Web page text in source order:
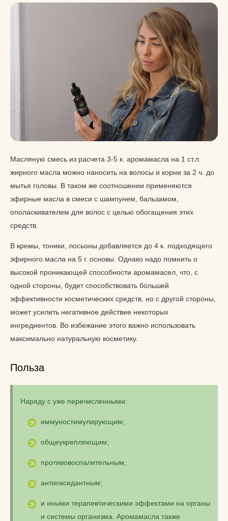
Масляную смесь из расчета 3-5 к. аромамасла на 1 ст.л.
жирного масла можно наносить на волосы и корни за 2 ч. до
мытья головы. В таком же соотношении применяются
эфирные масла в смеси с шампунем, бальзамом,
ополаскивателем для волос с целью обогащения этих
средств.
В кремы, тоники, лосьоны добавляется до 4 к. подходящего
эфирного масла на 5 г. основы. Однако надо помнить о
высокой проникающей способности аромамасел, что, с
одной стороны, будет способствовать большей
эффективности косметических средств, но с другой стороны,
может усилить негативное действие некоторых
ингредиентов. Во избежание этого важно использовать
максимально натуральную косметику.
Польза
Наряду с уже перечисленными:
иммуностимулирующим;
общеукрепляющим;
противовоспалительным;
антиоксидантным;
и иными терапевтическими эффектами на органы
и системы организма. Аромамасла также